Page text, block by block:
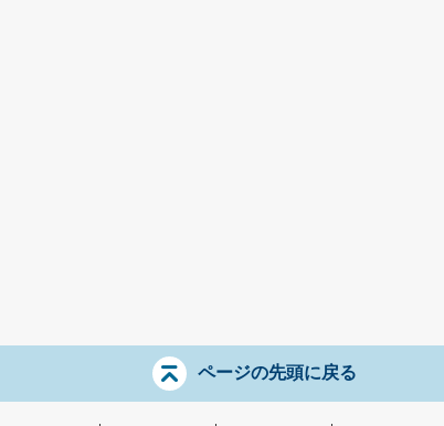
ページの先頭に戻る